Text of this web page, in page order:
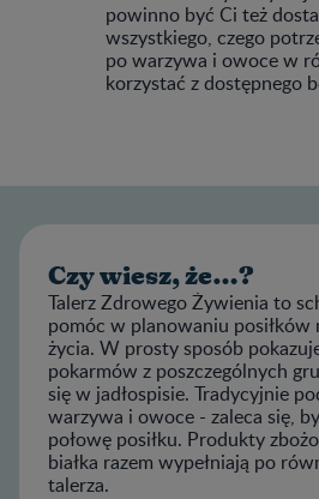
powinno być Ci też
wszystkiego, czego
po warzywa i owoce w
korzystać z dostępnego
Czy wiesz, że…?
Talerz Zdrowego Żywienia to
pomóc w planowaniu posiłków
życia. W prosty sposób
pokarmów z poszczególnych
się w jadłospisie. Tradycyjnie
warzywa i owoce - zaleca się,
połowę posiłku. Produkty
białka razem wypełniają po
talerza.